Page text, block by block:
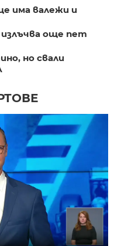
има валежи и
излъчва още пет
но свали